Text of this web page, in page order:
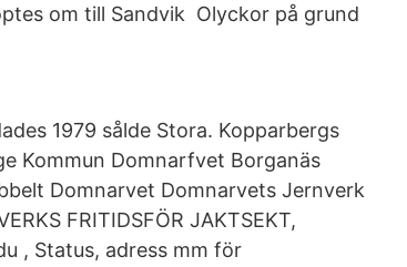
om till Sandvik Olyckor på grund
1979 sålde Stora. Kopparbergs
Kommun Domnarfvet Borganäs
Domnarvet Domnarvets Jernverk
FRITIDSFÖR JAKTSEKT,
, Status, adress mm för